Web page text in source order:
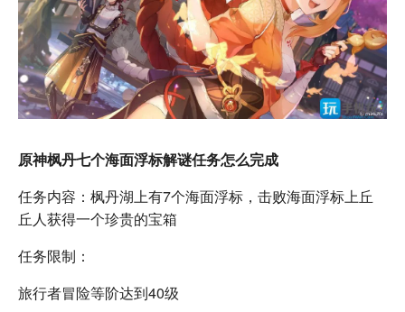
原神枫丹七个海面浮标解谜任务怎么完成
任务内容：枫丹湖上有7个海面浮标，击败海面浮标上丘
丘人获得一个珍贵的宝箱
任务限制：
旅行者冒险等阶达到40级